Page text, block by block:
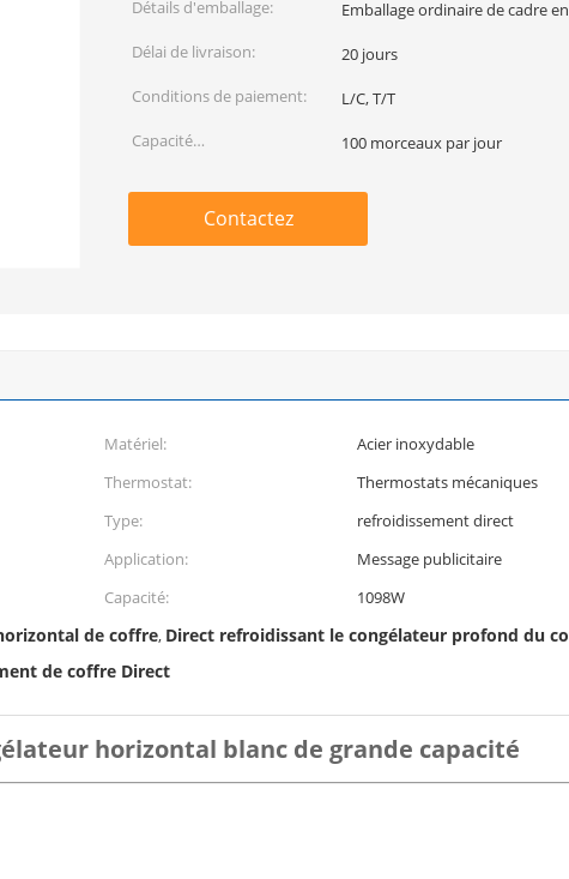
Détails d'emballage:
Emballage ordinaire de cadre
Délai de livraison:
20 jours
Conditions de paiement:
L/C, T/T
Capacité
100 morceaux par jour
Contactez
Matériel:
Acier inoxydable
Thermostat:
Thermostats mécaniques
Type:
refroidissement direct
Application:
Message publicitaire
Capacité:
1098W
de coffre, Direct refroidissant le congélateur profond du
de coffre Direct
horizontal blanc de grande capacité